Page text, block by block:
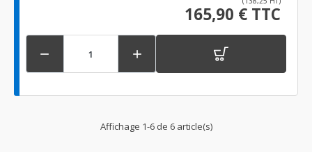
165,90 € TTC
 
Affichage 1-6 de 6 article(s)